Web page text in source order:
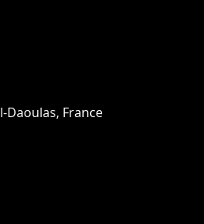
Daoulas, France